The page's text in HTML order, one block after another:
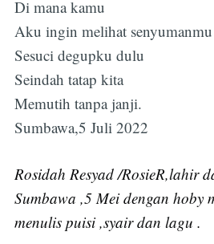
Di mana kamu
Aku ingin melihat senyumanmu
Sesuci degupku dulu
Seindah tatap kita
Memutih tanpa janji.
Sumbawa,5 Juli 2022
Rosidah Resyad /RosieR,lahir
Sumbawa ,5 Mei dengan hoby
menulis puisi ,syair dan lagu .